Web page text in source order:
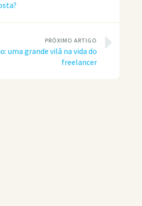
PRÓXIMO ARTIGO
uma grande vilã na vida do
freelancer